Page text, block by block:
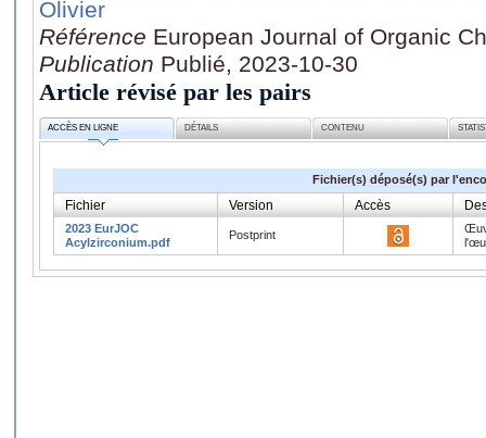
Olivier
Référence European Journal of Organic
Publication Publié, 2023-10-30
Article révisé par les pairs
ACCÈS EN LIGNE DÉTAILS CONTENU
Fichier(s) déposé(s) par
Fichier Version Accès
2023 EurJOC
Acylzirconium.pdf
Postprint